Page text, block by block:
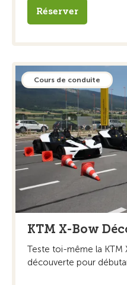
Réserver
Cours de conduite
KTM X-Bow
Teste toi-même la KTM
découverte pour